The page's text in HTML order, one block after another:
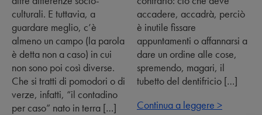
culturali. E tuttavia, a
guardare meglio, c’è
almeno un campo (la parola
è detta non a caso) in cui
non sono poi così diverse.
Che si tratti di pomodori o di
verze, infatti, “il contadino
per caso” nato in terra […]
accadere, accadrà, perciò
è inutile fissare
appuntamenti o affannarsi a
dare un ordine alle cose,
spremendo, magari, il
tubetto del dentifricio […]
Continua a leggere >